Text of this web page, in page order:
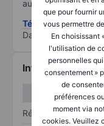
que pour fournir
vous permettre
En choisissant
l'utilisation de
personnelles
consentement »
de
préférences
moment via
cookies. Veuillez
au risque le plus
Télécharger la
Data provided by
Informations
Résultats